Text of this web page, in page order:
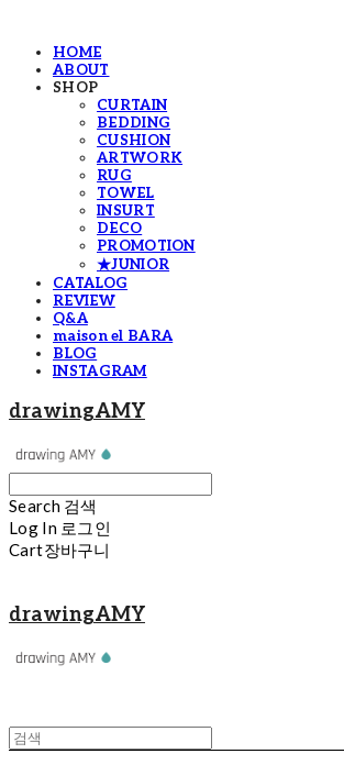
HOME
ABOUT
SHOP
CURTAIN
BEDDING
CUSHION
ARTWORK
RUG
TOWEL
INSURT
DECO
PROMOTION
★JUNIOR
CATALOG
REVIEW
Q&A
maison el BARA
BLOG
INSTAGRAM
drawingAMY
Search 검색
Log In 로그인
Cart장바구니
drawingAMY